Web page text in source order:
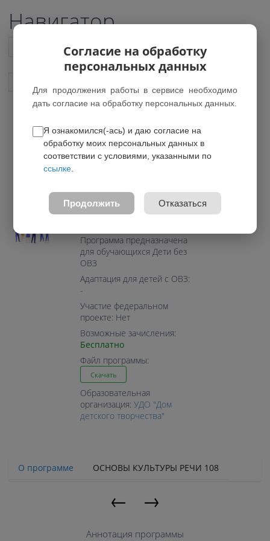
Навигатор
Список всех программ
Основы культуры речи
*Нет действующих групп
Возраст: 11-15 лет
Направление: Социально-
Программа предназначена
для обучающихся Дети без
ОВЗ
Адаптация для детей с ОВЗ:
-
Участие федеральном
проекте: Нет
Возможные зачисления:
Бесплатно
Файл программы:
Скачать
Образовательная
организация: УДО "Дом
детского творчества"
О программе ОСНОВЫ КУЛЬТУРЫ РЕЧИ 108
← →
Аннотация программы
Согласие на обработку
персональных данных
Для продолжения работы в сервисе необходимо
дать согласие на обработку персональных данных.
Я ознакомился(-ась) и даю согласие на
обработку моих персональных данных в
соответствии с условиями, указанными по
ссылке
Продолжить Отказаться